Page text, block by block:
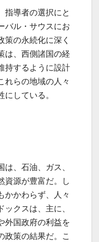
指導者の選択にと
バル・サウスにお
策の永続化に深く
は、西側諸国の経
持するように設計
れらの地域の人々
している。
、石油、ガス、
資源が豊富だ。し
かかわらず、人々
クスは、主に、
外国政府の利益を
政策の結果だ。こ